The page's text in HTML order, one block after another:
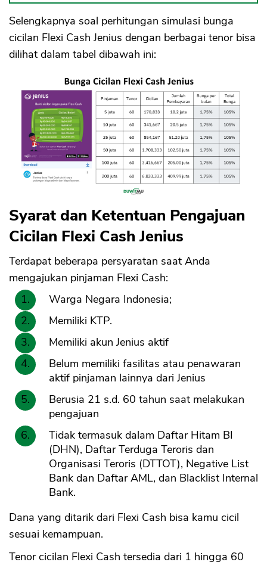
Selengkapnya soal perhitungan simulasi bunga
cicilan Flexi Cash Jenius dengan berbagai tenor bisa
dilihat dalam tabel dibawah ini:
Syarat dan Ketentuan Pengajuan
Cicilan Flexi Cash Jenius
Terdapat beberapa persyaratan saat Anda
mengajukan pinjaman Flexi Cash:
Warga Negara Indonesia;
Memiliki KTP.
Memiliki akun Jenius aktif
Belum memiliki fasilitas atau penawaran
aktif pinjaman lainnya dari Jenius
Berusia 21 s.d. 60 tahun saat melakukan
pengajuan
Tidak termasuk dalam Daftar Hitam BI
(DHN), Daftar Terduga Teroris dan
Organisasi Teroris (DTTOT), Negative List
Bank dan Daftar AML, dan Blacklist Internal
Bank.
Dana yang ditarik dari Flexi Cash bisa kamu cicil
sesuai kemampuan.
Tenor cicilan Flexi Cash tersedia dari 1 hingga 60
OK
CANCEL